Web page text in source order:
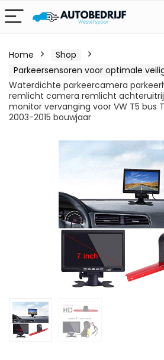
Home
Shop
Parkeersensoren voor optimale
Waterdichte parkeercamera
remlicht camera remlicht
monitor vervanging voor VW T5 bus
2003-2015 bouwjaar